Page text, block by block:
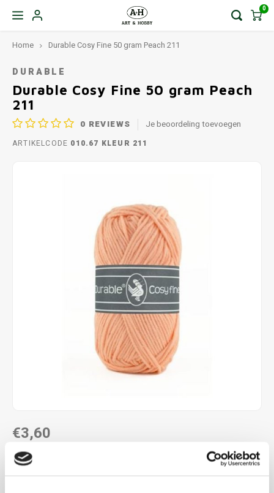
0
Home Durable Cosy Fine 50 gram Peach 211
DURABLE
Durable Cosy Fine 50 gram Peach
211
0 REVIEWS Je beoordeling toevoegen
ARTIKELCODE 010.67 KLEUR 211
€3,60
DIRECT LEVERBAAR